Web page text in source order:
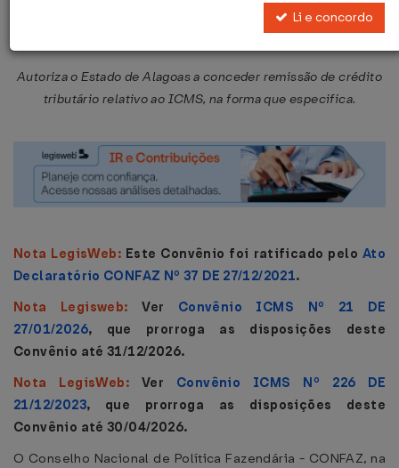
Autoriza o Estado de Alagoas a conceder remissão de crédito
tributário relativo ao ICMS, na forma que especifica.
Nota LegisWeb: Este Convênio foi ratificado pelo Ato
Declaratório CONFAZ Nº 37 DE 27/12/2021.
Nota Legisweb:Ver Convênio ICMS Nº 21 DE
27/01/2026, que prorroga as disposições deste
Convênio até 31/12/2026.
Nota LegisWeb: Ver Convênio ICMS Nº 226 DE
21/12/2023, que prorroga as disposições deste
Convênio até 30/04/2026.
O Conselho Nacional de Política Fazendária - CONFAZ, na
Li e concordo